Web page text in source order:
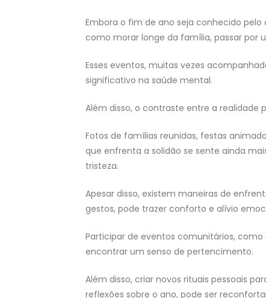
Embora o fim de ano seja conhecido
como morar longe da família, passar por
Esses eventos, muitas vezes
significativo na saúde mental.
Além disso, o contraste entre a realidade
Fotos de famílias reunidas, festas
que enfrenta a solidão se sente ainda
tristeza.
Apesar disso, existem maneiras de
gestos, pode trazer conforto e alívio
Participar de eventos comunitários,
encontrar um senso de pertencimento.
Além disso, criar novos rituais pessoais
reflexões sobre o ano, pode ser